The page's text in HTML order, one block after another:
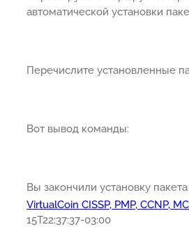
автоматической установки
Перечислите установленные
Вот вывод команды:
Вы закончили установку
VirtualCoin CISSP, PMP, CCNP,
15T22:37:37-03:00